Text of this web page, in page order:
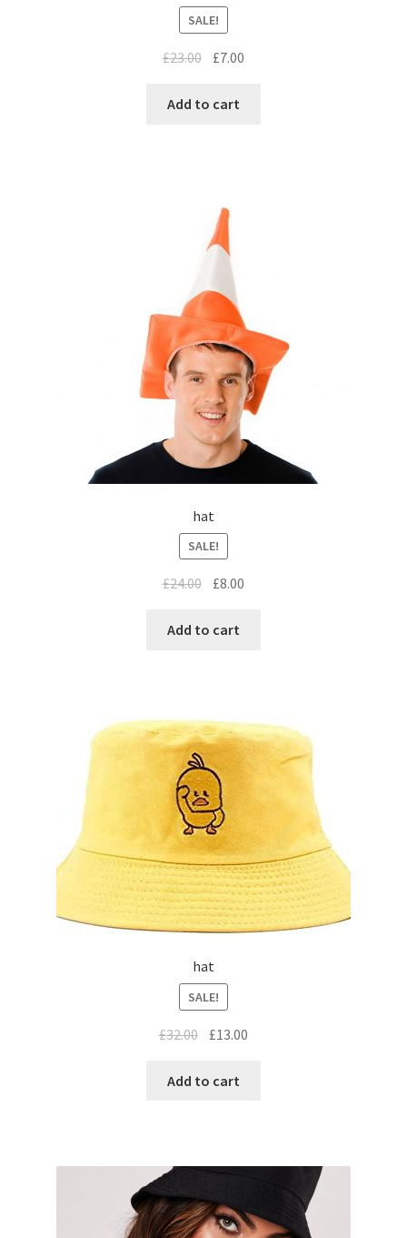
SALE!
£23.00 £7.00
Add to cart
hat
SALE!
£24.00 £8.00
Add to cart
hat
SALE!
£32.00 £13.00
Add to cart